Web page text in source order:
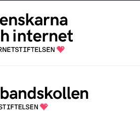
och internet
av svenska folkets
internetvanor
är ett oberoende
som drivs av